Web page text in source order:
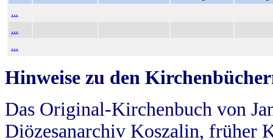
...
...
...
Hinweise zu den
Das Original-Kirchenbuch von
Diözesanarchiv Koszalin, früher